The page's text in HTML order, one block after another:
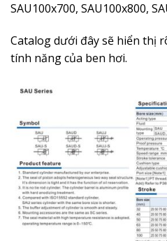
SAU100x700, SAU100x800,
Catalog dưới đây sẽ hiển thị
tính năng của ben hơi.